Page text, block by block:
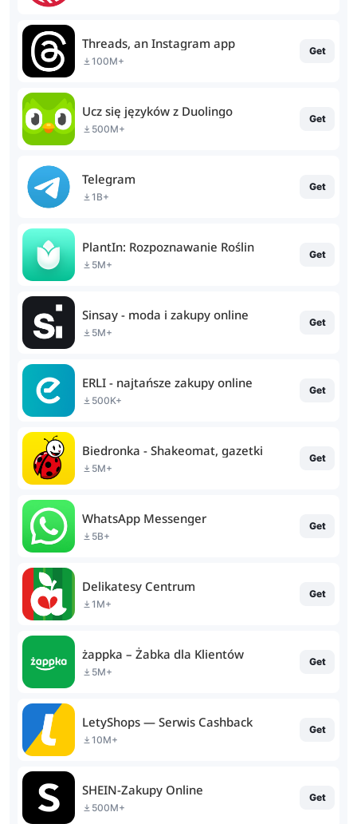
Threads, an Instagram app
100M+
Get
Ucz się języków z Duolingo
500M+
Get
Telegram
1B+
Get
PlantIn: Rozpoznawanie Roślin
5M+
Get
Sinsay - moda i zakupy online
5M+
Get
ERLI - najtańsze zakupy online
500K+
Get
Biedronka - Shakeomat, gazetki
5M+
Get
WhatsApp Messenger
5B+
Get
Delikatesy Centrum
1M+
Get
żappka – Żabka dla Klientów
5M+
Get
LetyShops — Serwis Cashback
10M+
Get
SHEIN-Zakupy Online
500M+
Get